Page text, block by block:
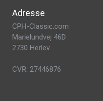
Adresse
CPH-Classic.com
Marielundvej 46D
2730 Herlev
CVR: 27446876